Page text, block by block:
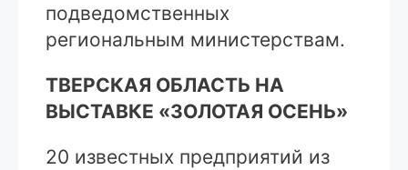
подведомственных
региональным министерствам.
ТВЕРСКАЯ ОБЛАСТЬ НА
ВЫСТАВКЕ «ЗОЛОТАЯ ОСЕНЬ»
20 известных предприятий из